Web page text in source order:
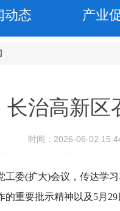
动态 产业
长治高新区
时间：2026-06-02
工委(扩大)会议，传达学
的重要批示精神以及5月